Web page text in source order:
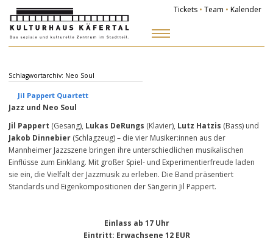
Tickets • Team • Kalender
Schlagwortarchiv: Neo Soul
Jil Pappert Quartett
Jazz und Neo Soul
Jil Pappert (Gesang), Lukas DeRungs (Klavier), Lutz Hatzis (Bass) und
Jakob Dinnebier (Schlagzeug) – die vier Musiker:innen aus der
Mannheimer Jazzszene bringen ihre unterschiedlichen musikalischen
Einflüsse zum Einklang. Mit großer Spiel- und Experimentierfreude laden
sie ein, die Vielfalt der Jazzmusik zu erleben. Die Band präsentiert
Standards und Eigenkompositionen der Sängerin Jil Pappert.
Einlass ab 17 Uhr
Eintritt: Erwachsene 12 EUR